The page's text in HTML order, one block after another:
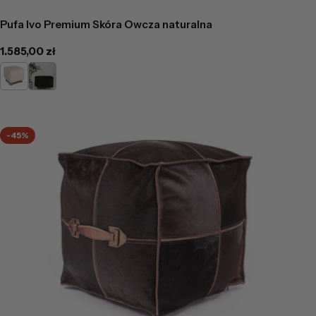
Pufa Ivo Premium Skóra Owcza naturalna
Cena
regularna
1.585,00 zł
KremowaCzarna
-45%